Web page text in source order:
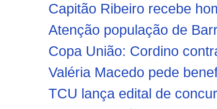
Capitão Ribeiro recebe
Atenção população de
Copa União: Cordino
Valéria Macedo pede
TCU lança edital de